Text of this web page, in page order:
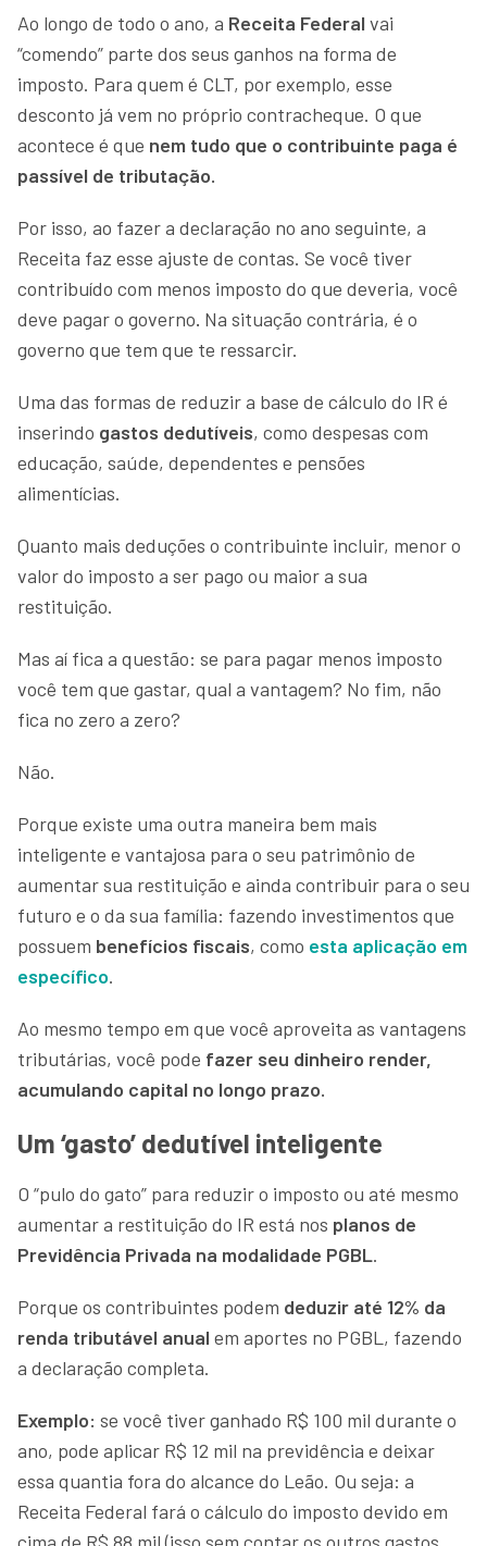
Ao longo de todo o ano, a Receita Federal vai
“comendo” parte dos seus ganhos na forma de
imposto. Para quem é CLT, por exemplo, esse
desconto já vem no próprio contracheque. O que
acontece é que nem tudo que o contribuinte paga é
passível de tributação.
Por isso, ao fazer a declaração no ano seguinte, a
Receita faz esse ajuste de contas. Se você tiver
contribuído com menos imposto do que deveria, você
deve pagar o governo. Na situação contrária, é o
governo que tem que te ressarcir.
Uma das formas de reduzir a base de cálculo do IR é
inserindo gastos dedutíveis, como despesas com
educação, saúde, dependentes e pensões
alimentícias.
Quanto mais deduções o contribuinte incluir, menor o
valor do imposto a ser pago ou maior a sua
restituição.
Mas aí fica a questão: se para pagar menos imposto
você tem que gastar, qual a vantagem? No fim, não
fica no zero a zero?
Não.
Porque existe uma outra maneira bem mais
inteligente e vantajosa para o seu patrimônio de
aumentar sua restituição e ainda contribuir para o seu
futuro e o da sua família: fazendo investimentos que
possuem benefícios fiscais, como esta aplicação em
específico.
Ao mesmo tempo em que você aproveita as vantagens
tributárias, você pode fazer seu dinheiro render,
acumulando capital no longo prazo.
Um ‘gasto’ dedutível inteligente
O “pulo do gato” para reduzir o imposto ou até mesmo
aumentar a restituição do IR está nos planos de
Previdência Privada na modalidade PGBL.
Porque os contribuintes podem deduzir até 12% da
renda tributável anual em aportes no PGBL, fazendo
a declaração completa.
Exemplo: se você tiver ganhado R$ 100 mil durante o
ano, pode aplicar R$ 12 mil na previdência e deixar
essa quantia fora do alcance do Leão. Ou seja: a
Receita Federal fará o cálculo do imposto devido em